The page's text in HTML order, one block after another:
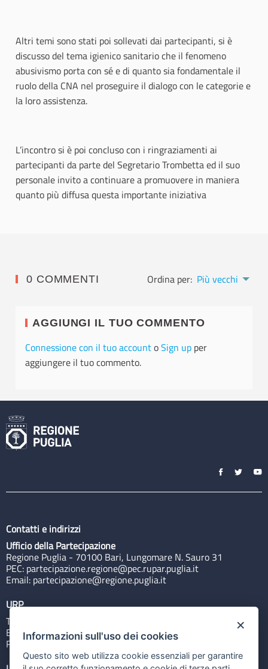
Altri temi sono stati poi sollevati dai partecipanti, si è
discusso del tema igienico sanitario che il fenomeno
abusivismo porta con sé e di quanto sia fondamentale il
ruolo della CNA nel proseguire il dialogo con le categorie e
la loro assistenza.
L’incontro si è poi concluso con i ringraziamenti ai
partecipanti da parte del Segretario Trombetta ed il suo
personale invito a continuare a promuovere in maniera
quanto più diffusa questa importante iniziativa
0 COMMENTI Ordina per: Più vecchi
AGGIUNGI IL TUO COMMENTO
Connessione con il tuo accountoSign up per
aggiungere il tuo commento.
Contatti e indirizzi
Ufficio della Partecipazione
Regione Puglia - 70100 Bari, Lungomare N. Sauro 31
PEC: partecipazione.regione@pec.rupar.puglia.it
Email: partecipazione@regione.puglia.it
URP
Tel: 800713939
Email:quiregione@regione.puglia.it
Rubrica
×
Informazioni sull'uso dei cookies
Questo sito web utilizza cookie essenziali per garantire